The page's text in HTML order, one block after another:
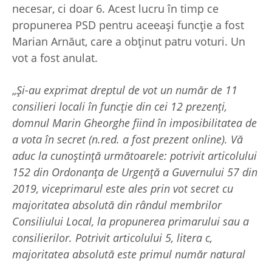
necesar, ci doar 6. Acest lucru în timp ce
propunerea PSD pentru aceeași funcție a fost
Marian Arnăut, care a obținut patru voturi. Un
vot a fost anulat.
„Și-au exprimat dreptul de vot un număr de 11
consilieri locali în funcție din cei 12 prezenți,
domnul Marin Gheorghe fiind în imposibilitatea de
a vota în secret (n.red. a fost prezent online). Vă
aduc la cunoștință următoarele: potrivit articolului
152 din Ordonanța de Urgență a Guvernului 57 din
2019, viceprimarul este ales prin vot secret cu
majoritatea absolută din rândul membrilor
Consiliului Local, la propunerea primarului sau a
consilierilor. Potrivit articolului 5, litera c,
majoritatea absolută este primul număr natural